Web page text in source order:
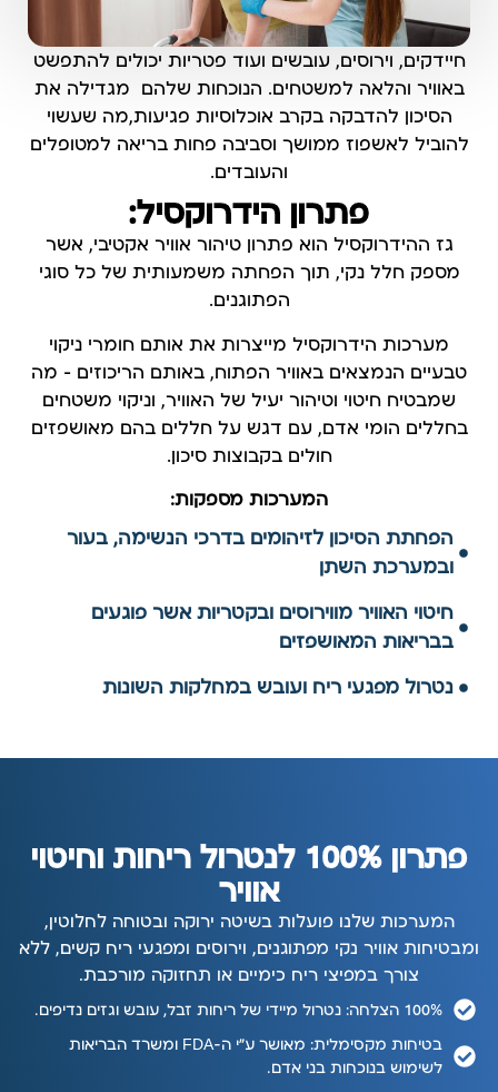
חיידקים, וירוסים, עובשים ועוד פטריות יכולים להתפשט
באוויר והלאה למשטחים. הנוכחות שלהם מגדילה את
הסיכון להדבקה בקרב אוכלוסיות פגיעות,מה שעשוי
להוביל לאשפוז ממושך וסביבה פחות בריאה למטופלים
והעובדים.
פתרון הידרוקסיל:
גז ההידרוקסיל הוא פתרון טיהור אוויר אקטיבי, אשר
מספק חלל נקי, תוך הפחתה משמעותית של כל סוגי
הפתוגנים.
מערכות הידרוקסיל מייצרות את אותם חומרי ניקוי
טבעיים הנמצאים באוויר הפתוח, באותם הריכוזים – מה
שמבטיח חיטוי וטיהור יעיל של האוויר, וניקוי משטחים
בחללים הומי אדם, עם דגש על חללים בהם מאושפזים
חולים בקבוצות סיכון.
המערכות מספקות:
הפחתת הסיכון לזיהומים בדרכי הנשימה, בעור
ובמערכת השתן
חיטוי האוויר מווירוסים ובקטריות אשר פוגעים
בבריאות המאושפזים
נטרול מפגעי ריח ועובש במחלקות השונות
פתרון 100% לנטרול ריחות וחיטוי
אוויר
המערכות שלנו פועלות בשיטה ירוקה ובטוחה לחלוטין,
ומבטיחות אוויר נקי מפתוגנים, וירוסים ומפגעי ריח קשים, ללא
צורך במפיצי ריח כימיים או תחזוקה מורכבת.
100% הצלחה: נטרול מיידי של ריחות זבל, עובש וגזים נדיפים.
בטיחות מקסימלית: מאושר ע"י ה-FDA ומשרד הבריאות
לשימוש בנוכחות בני אדם.